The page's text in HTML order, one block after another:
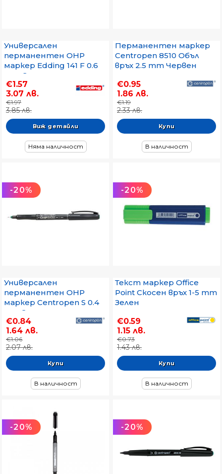
Универсален
перманентен OHP
маркер Edding 141 F 0.6
mm Син
€1.57
3.07 лв.
€1.97
3.85 лв.
Виж детайли
Няма наличност
Перманентен маркер
Centropen 8510 Объл
връх 2.5 mm Червен
€0.95
1.86 лв.
€1.19
2.33 лв.
В наличност
-20%
Универсален
перманентен OHP
маркер Centropen S 0.4
mm Зелен
€0.84
1.64 лв.
€1.06
2.07 лв.
В наличност
-20%
Текст маркер Office
Point Скосен връх 1-5 mm
Зелен
€0.59
1.15 лв.
€0.73
1.43 лв.
В наличност
-20% -20%